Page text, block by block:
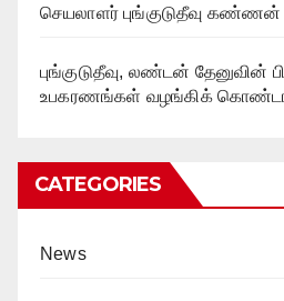
செயலாளர் புங்குடுதீவு கண்ணன்
புங்குடுதீவு, லண்டன் தேனுவின்
உபகரணங்கள் வழங்கிக்
CATEGORIES
News